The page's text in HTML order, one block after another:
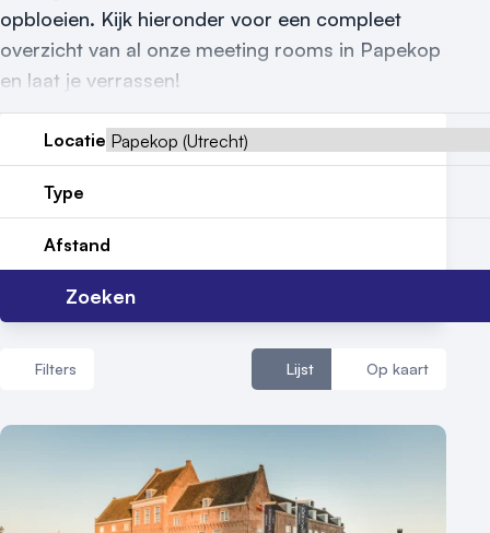
opbloeien. Kijk hieronder voor een compleet
overzicht van al onze meeting rooms in Papekop
en laat je verrassen!
Locatie
Type
Afstand
Zoeken
Filters Lijst Op kaart
1 - 5 zalen